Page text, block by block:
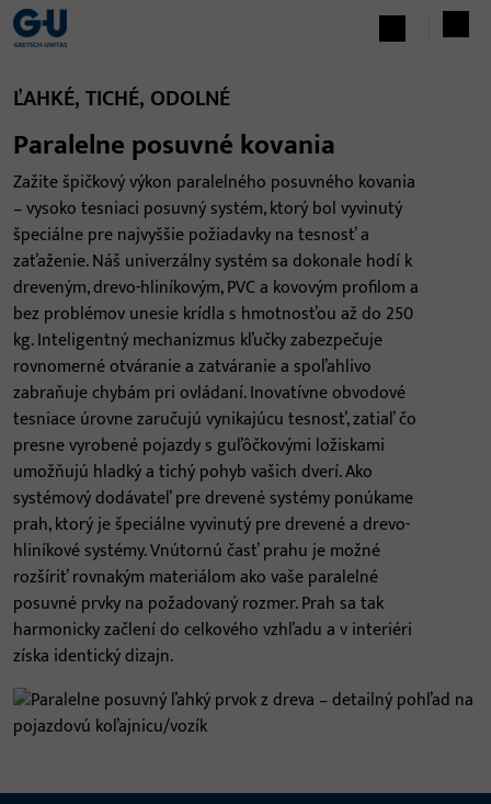
ĽAHKÉ, TICHÉ, ODOLNÉ
Paralelne posuvné kovania
Zažite špičkový výkon paralelného posuvného kovania
– vysoko tesniaci posuvný systém, ktorý bol vyvinutý
špeciálne pre najvyššie požiadavky na tesnosť a
zaťaženie. Náš univerzálny systém sa dokonale hodí k
dreveným, drevo-hliníkovým, PVC a kovovým profilom a
bez problémov unesie krídla s hmotnosťou až do 250
kg. Inteligentný mechanizmus kľučky zabezpečuje
rovnomerné otváranie a zatváranie a spoľahlivo
zabraňuje chybám pri ovládaní. Inovatívne obvodové
tesniace úrovne zaručujú vynikajúcu tesnosť, zatiaľ čo
presne vyrobené pojazdy s guľôčkovými ložiskami
umožňujú hladký a tichý pohyb vašich dverí. Ako
systémový dodávateľ pre drevené systémy ponúkame
prah, ktorý je špeciálne vyvinutý pre drevené a drevo-
hliníkové systémy. Vnútornú časť prahu je možné
rozšíriť rovnakým materiálom ako vaše paralelné
posuvné prvky na požadovaný rozmer. Prah sa tak
harmonicky začlení do celkového vzhľadu a v interiéri
získa identický dizajn.